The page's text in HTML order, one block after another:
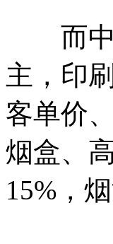
而中
主，印
客单价
烟盒、
15%，